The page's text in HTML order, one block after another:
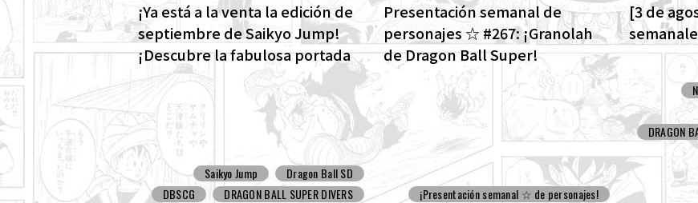
¡Ya está a la venta la edición de
septiembre de Saikyo Jump!
¡Descubre la fabulosa portada
de Dragon Ball SD y todos los
divertidos extras!
Saikyo Jump
Dragon Ball SD
DBSCG
DRAGON BALL SUPER DIVERS
Presentación semanal de
personajes ☆ #267: ¡Granolah
de Dragon Ball Super!
¡Presentación semanal ☆ de personajes!
[3 de
DRAGON